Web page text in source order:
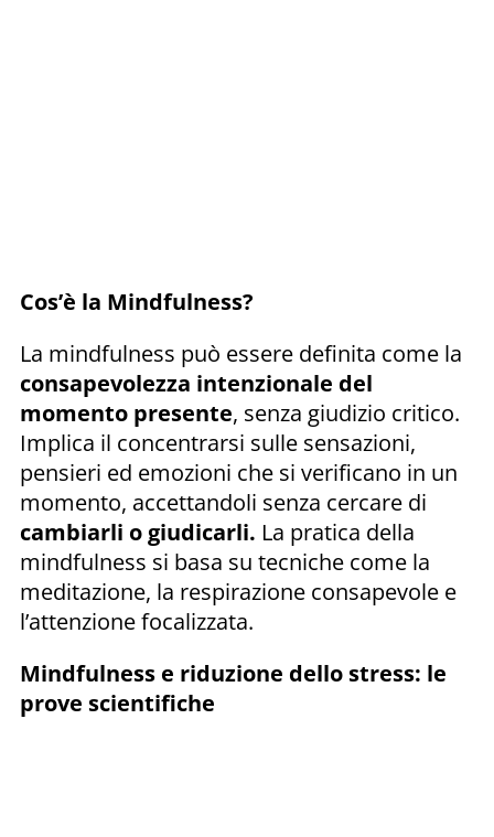
Cos’è la Mindfulness?
La mindfulness può essere definita come la
consapevolezza intenzionale del
momento presente, senza giudizio critico.
Implica il concentrarsi sulle sensazioni,
pensieri ed emozioni che si verificano in un
momento, accettandoli senza cercare di
cambiarli o giudicarli. La pratica della
mindfulness si basa su tecniche come la
meditazione, la respirazione consapevole e
l’attenzione focalizzata.
Mindfulness e riduzione dello stress: le
prove scientifiche